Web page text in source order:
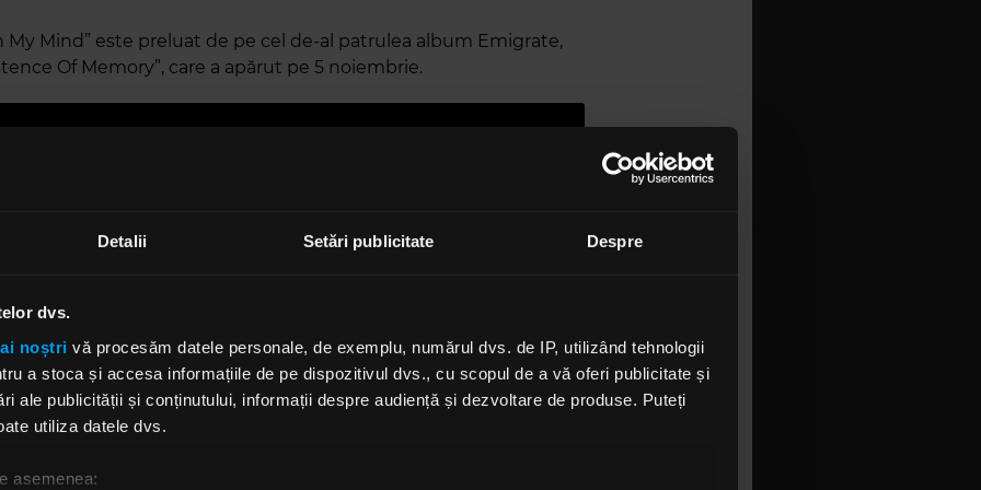
Detalii Setări publicitate Despre
dvs.
noștri vă procesăm datele personale, de exemplu, numărul dvs. de IP, utilizând tehnologii
a stoca și accesa informațiile de pe dispozitivul dvs., cu scopul de a vă oferi publicitate și
ale publicității și conținutului, informații despre audiență și dezvoltare de produse. Puteți
utiliza datele dvs.
asemenea:
My Mind” este preluat de pe cel de-al patrulea album Emigrate,
Of Memory”, care a apărut pe 5 noiembrie.
Of Memory”, care a primit numele după un tablou de
My Mind (feat. Till Lindemann)
Mind